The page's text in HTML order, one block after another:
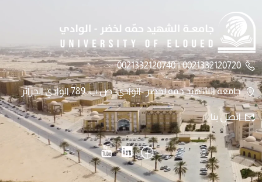
0021332120720 || 0021332120740
جامعة الشهيد حمه لخضر -الوادي- ص.ب: 789 الوادي الجزائر
اتصل بنا